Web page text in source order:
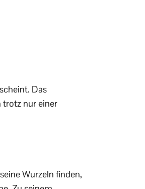
Das
trotz nur einer
Wurzeln finden,